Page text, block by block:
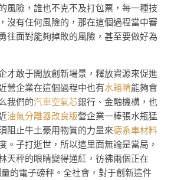
風險，誰也不克不及打包票，每一種技
沒有任何風險的，那在這個過程當中審
往面對能夠掉敗的風險，甚至要做好為
才敢于開放創新場景，釋放資源來促進
營企業在這個過程中也有水箱精能夠會
我們的汽車空氣芯銀行、金融機構，也
油氣分離器改良版營企業一棒張水瓶猛
阻止牛土豪用物質的力量來德系車材料
。子打逝世，所以這里面無論是當局，
天秤的眼睛變得通紅，彷彿兩個正在
的電子磅秤。全社會，對于創新這件